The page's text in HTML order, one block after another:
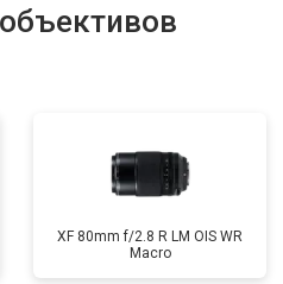
XF 80mm f/2.8 R LM OIS WR
Macro